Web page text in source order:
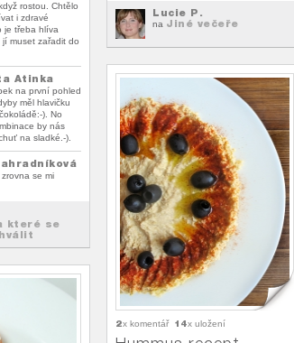
Lucie P.
na Jiné večeře
rostou. Chtělo
i zdravé
je třeba hlíva
muset zařadit do
Atinka
na první pohled
měl hlavičku
). No
by nás
na sladké.-).
se mi
které se
2x komentář 14x uložení